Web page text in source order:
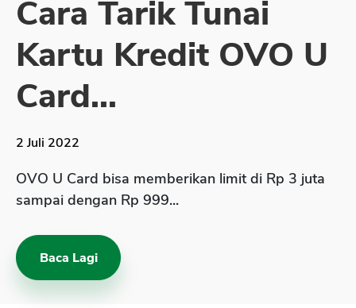
Sekuritas Saham
Bank Digital
Crypto
Assets Crypto
Asuransi Jiwa
Asuransi Syariah
Cara Tarik Tunai
Kartu Kredit OVO U
Card...
2 Juli 2022
OVO U Card bisa memberikan limit di Rp 3 juta
sampai dengan Rp 999...
Baca Lagi